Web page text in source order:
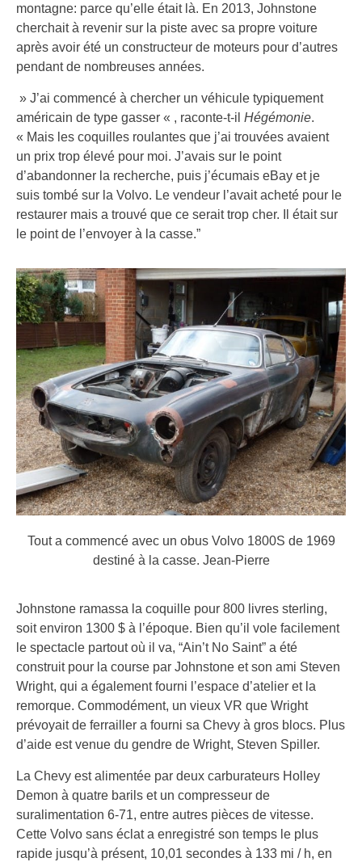
montagne: parce qu’elle était là. En 2013, Johnstone
cherchait à revenir sur la piste avec sa propre voiture
après avoir été un constructeur de moteurs pour d’autres
pendant de nombreuses années.
» J’ai commencé à chercher un véhicule typiquement
américain de type gasser « , raconte-t-il Hégémonie.
« Mais les coquilles roulantes que j’ai trouvées avaient
un prix trop élevé pour moi. J’avais sur le point
d’abandonner la recherche, puis j’écumais eBay et je
suis tombé sur la Volvo. Le vendeur l’avait acheté pour le
restaurer mais a trouvé que ce serait trop cher. Il était sur
le point de l’envoyer à la casse.”
Tout a commencé avec un obus Volvo 1800S de 1969
destiné à la casse. Jean-Pierre
Johnstone ramassa la coquille pour 800 livres sterling,
soit environ 1300 $ à l’époque. Bien qu’il vole facilement
le spectacle partout où il va, “Ain’t No Saint” a été
construit pour la course par Johnstone et son ami Steven
Wright, qui a également fourni l’espace d’atelier et la
remorque. Commodément, un vieux VR que Wright
prévoyait de ferrailler a fourni sa Chevy à gros blocs. Plus
d’aide est venue du gendre de Wright, Steven Spiller.
La Chevy est alimentée par deux carburateurs Holley
Demon à quatre barils et un compresseur de
suralimentation 6-71, entre autres pièces de vitesse.
Cette Volvo sans éclat a enregistré son temps le plus
rapide jusqu’à présent, 10,01 secondes à 133 mi / h, en